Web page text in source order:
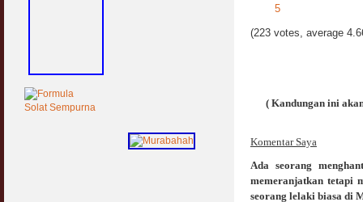
5
(223 votes, average
( Kandungan ini
Komentar Saya
Ada seorang
memeranjatkan tetapi
seorang lelaki biasa di